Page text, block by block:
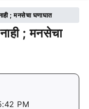
; मनसेचा घणाघात
; मनसेचा
PM